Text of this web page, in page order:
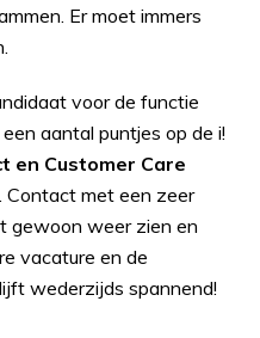
Er moet immers
voor de functie
aantal puntjes op de i!
en Customer Care
Contact met een zeer
gewoon weer zien en
vacature en de
wederzijds spannend!